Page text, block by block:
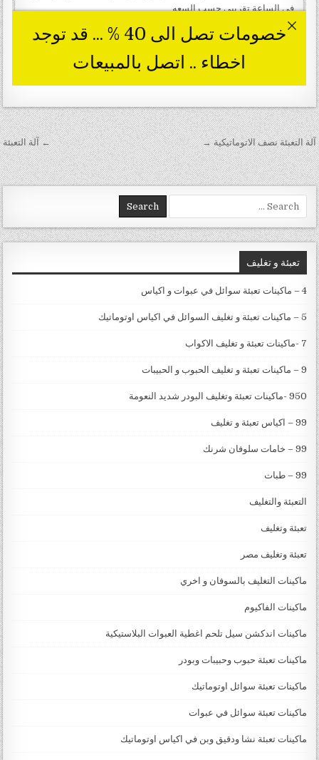
تصفّح المقالات ← آلة التعبئة آلة التعبئة نصف الاتوماتيكية →
Search for:
تعبئة و تغليف
4 – ماكينات تعبئة سوائل في عبوات و اكياس
5 – ماكينات تعبئة و تغليف السوائل في اكياس اوتوماتيك
7 -ماكينات تعبئة و تغليف الاكواب
9 – ماكينات تعبئة و تغليف الحبوب و الحبيبات
950 -ماكينات تعبئة وتغليف البودر شديد النعومة
99 – اكياس تعبئة و تغليف
99 – خامات سلوفان شرنك
99 – طبات
التعبئة والتغليف
تعبئة وتغليف
تعبئة وتغليف مصر
ماكينات التغليف بالسوفان و اخري
ماكينات الفاكيوم
ماكينات اندكشن سيل تلحم اغطية العبوات البلاستيكية
ماكينات تعبئة حبوب وحبيبات وبودر
ماكينات تعبئة سوائل اوتوماتيك
ماكينات تعبئة سوائل في عبوات
ماكينات تعبئة نشا ودقيق وبن في اكياس اوتوماتيك